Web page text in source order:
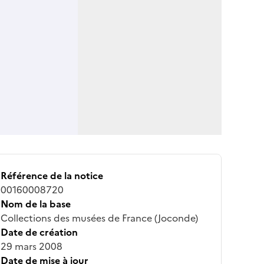
Référence de la notice
00160008720
Nom de la base
Collections des musées de France (Joconde)
Date de création
29 mars 2008
Date de mise à jour